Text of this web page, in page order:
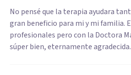
No pensé que la terapia ayudara
gran beneficio para mi y mi familia.
profesionales pero con la Doctora
súper bien, eternamente agradecida.